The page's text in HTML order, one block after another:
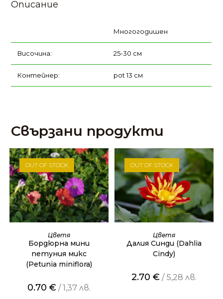
Описание
Многогодишен
Височина: 25-30 см
Контейнер: pot 13 см
Свързани продукти
OUT OF STOCK
ОЩЕ
Цветя
Бордюрна мини
петуния микс
(Petunia miniflora)
0.70 €/ 1,37 лв.
OUT OF STOCK
ОЩЕ
Цветя
Далия Синди (Dahlia
Cindy)
2.70€ / 5,28 лв.